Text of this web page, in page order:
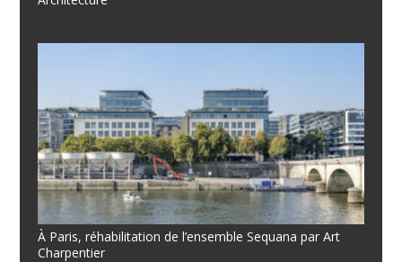
À Paris, réhabilitation de l’ensemble Sequana par Art
Charpentier